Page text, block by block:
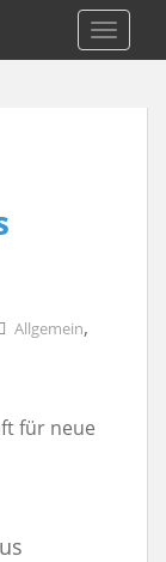
Allgemein,
für neue